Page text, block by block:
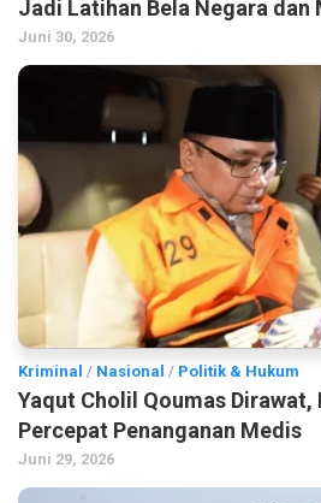
Jadi Latihan Bela Negara dan
Juni 30, 2026
Kriminal / Nasional / Politik & Hukum
Yaqut Cholil Qoumas Dirawat,
Percepat Penanganan Medis
Juni 29, 2026